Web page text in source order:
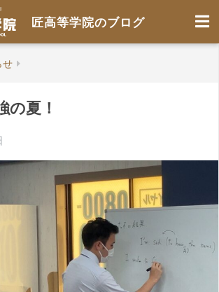
匠高等学院のブログ
せ
の夏！